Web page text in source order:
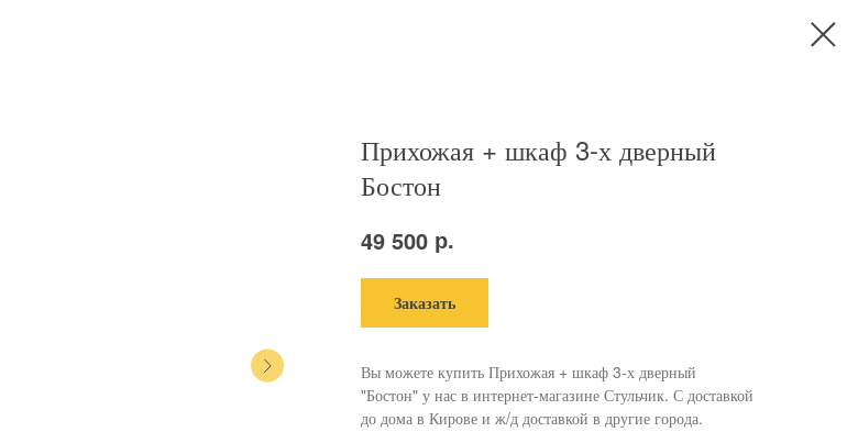
Прихожая + шкаф 3-х дверный
Бостон
49 500 р.
Заказать
Вы можете купить Прихожая + шкаф 3-х дверный
"Бостон" у нас в интернет-магазине Стульчик. С доставкой
до дома в Кирове и ж/д доставкой в другие города.